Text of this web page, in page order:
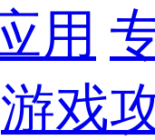
用
游戏